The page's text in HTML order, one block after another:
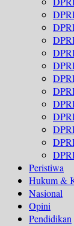
Peristiwa
Hukum &
Nasional
Opini
Pendidikan